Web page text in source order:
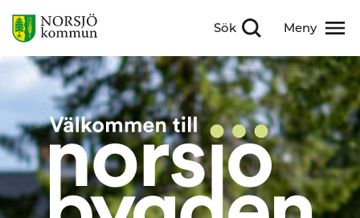
Sök
Visa sökfält Meny
Visa meny